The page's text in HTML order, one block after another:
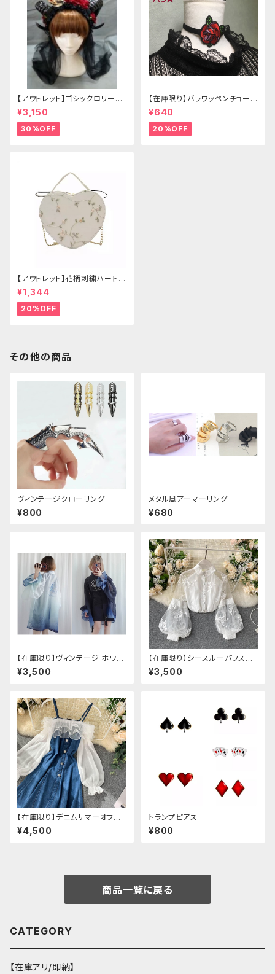
【アウトレット】ゴシックロリータ
ゴールドクラウン＆ホーン(ヴェ
ール付き)
¥3,150
30%OFF
【在庫限り】バラワッペンチョーカ
ー
¥640
20%OFF
【アウトレット】花柄刺繍ハートバ
ッグ
¥1,344
20%OFF
その他の商品
ヴィンテージクローリング
¥800
メタル風アーマーリング
¥680
【在庫限り】ヴィンテージ ホワイ
トタイガー チョンサム ショートス
リーブ
¥3,500
【在庫限り】シースルーパフスリ
ーブ刺繍ブラウス
¥3,500
【在庫限り】デニムサマーオフシ
ョルダーワンピース（ミニ丈
¥4,500
トランプピアス
¥800
商品一覧に戻る
CATEGORY
【在庫アリ/即納】